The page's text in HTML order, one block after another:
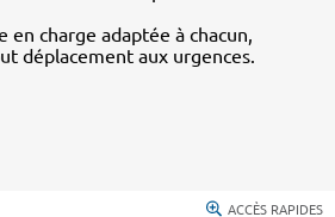
en charge adaptée à chacun,
déplacement aux urgences.
ACCÈS RAPIDES